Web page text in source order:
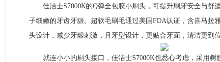
佳洁士S7000K的Q弹全包胶小刷头，可提升刷牙安全与舒
子细嫩的牙齿牙龈。超软毛刷毛通过美国FDA认证，含喜马拉
头设计，减少牙龈刺激，月牙型设计，更贴合牙面，清洁更到
就连小小的刷头接口，佳洁士S7000K也悉心考虑，采用树